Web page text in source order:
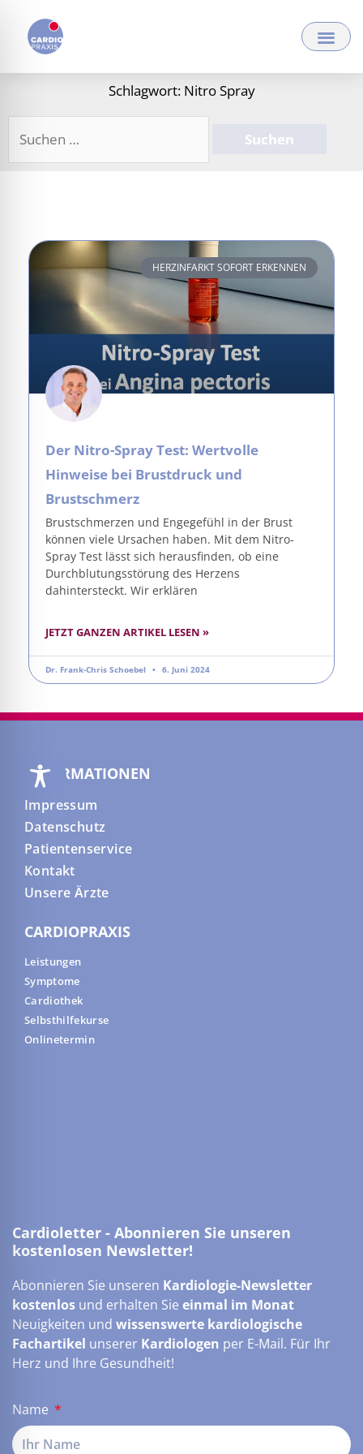
Inhalt
springen
Schlagwort: Nitro Spray
HERZINFARKT SOFORT ERKENNEN
Der Nitro-Spray Test: Wertvolle
Hinweise bei Brustdruck und
Brustschmerz
Brustschmerzen und Engegefühl in der Brust
können viele Ursachen haben. Mit dem Nitro-
Spray Test lässt sich herausfinden, ob eine
Durchblutungsstörung des Herzens
dahintersteckt. Wir erklären
JETZT GANZEN ARTIKEL LESEN »
Dr. Frank-Chris Schoebel 6. Juni 2024
INFORMATIONEN
Impressum
Datenschutz
Patientenservice
Kontakt
Unsere Ärzte
CARDIOPRAXIS
Leistungen
Symptome
Cardiothek
Selbsthilfekurse
Onlinetermin
Cardioletter - Abonnieren Sie unseren
kostenlosen Newsletter!
Abonnieren Sie unseren Kardiologie-Newsletter
kostenlos und erhalten Sie einmal im Monat
Neuigkeiten und wissenswerte kardiologische
Fachartikel unserer Kardiologen per E-Mail. Für Ihr
Herz und Ihre Gesundheit!
Name